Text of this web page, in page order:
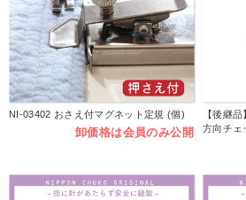
NI-03402 おさえ付マグネット定規 (個)
卸価格は会員のみ公開
【後継
方向チェ